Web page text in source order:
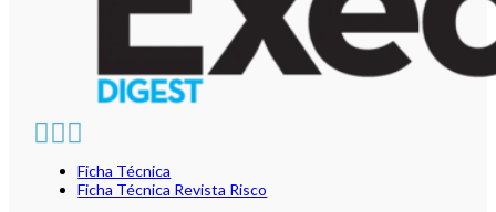
Ficha Técnica
Ficha Técnica Revista Risco